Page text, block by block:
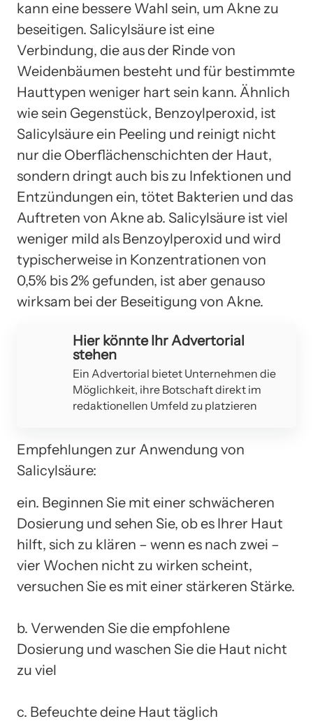
kann eine bessere Wahl sein, um Akne zu
beseitigen. Salicylsäure ist eine
Verbindung, die aus der Rinde von
Weidenbäumen besteht und für bestimmte
Hauttypen weniger hart sein kann. Ähnlich
wie sein Gegenstück, Benzoylperoxid, ist
Salicylsäure ein Peeling und reinigt nicht
nur die Oberflächenschichten der Haut,
sondern dringt auch bis zu Infektionen und
Entzündungen ein, tötet Bakterien und das
Auftreten von Akne ab. Salicylsäure ist viel
weniger mild als Benzoylperoxid und wird
typischerweise in Konzentrationen von
0,5% bis 2% gefunden, ist aber genauso
wirksam bei der Beseitigung von Akne.
Hier könnte Ihr Advertorial
stehen
Ein Advertorial bietet Unternehmen die
Möglichkeit, ihre Botschaft direkt im
redaktionellen Umfeld zu platzieren
Empfehlungen zur Anwendung von
Salicylsäure:
ein. Beginnen Sie mit einer schwächeren
Dosierung und sehen Sie, ob es Ihrer Haut
hilft, sich zu klären – wenn es nach zwei –
vier Wochen nicht zu wirken scheint,
versuchen Sie es mit einer stärkeren Stärke.
b. Verwenden Sie die empfohlene
Dosierung und waschen Sie die Haut nicht
zu viel
c. Befeuchte deine Haut täglich